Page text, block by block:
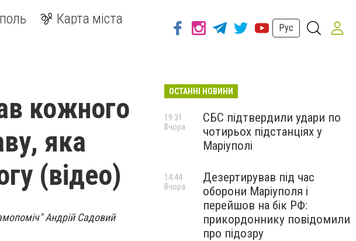
Карта міста
Рус
кожного
яка
(відео)
Андрій Садовий
ОСТАННІ НОВИНИ
СБС підтвердили удари по
чотирьох підстанціях у
Маріуполі
19:31
Вчора
Дезертирував під час
оборони Маріуполя і
перейшов на бік РФ:
прикордоннику повідомили
про підозру
14:44
Вчора